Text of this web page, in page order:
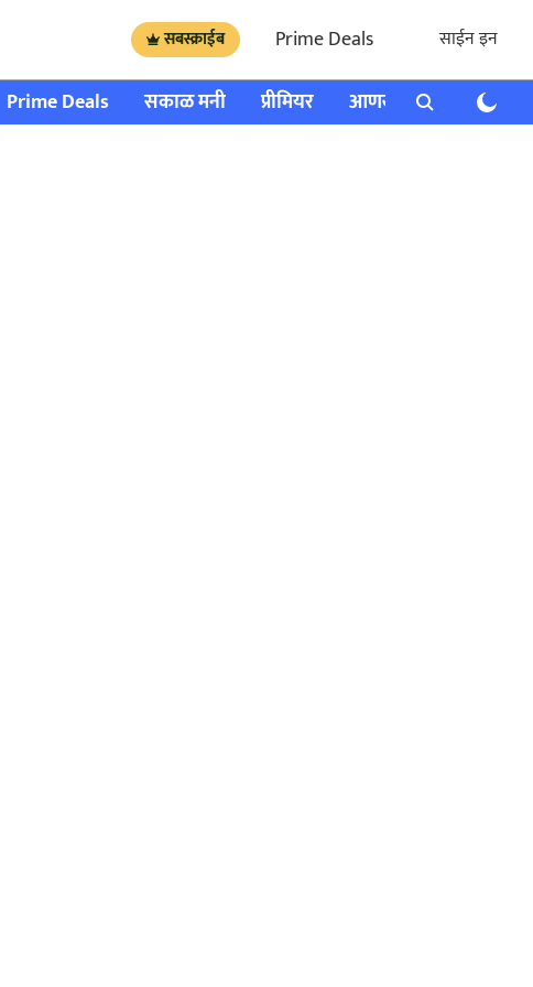
सबस्क्राईब Prime Deals साईन इन
Prime Deals सकाळ मनी प्रीमियर आणखी राशी भविष्य